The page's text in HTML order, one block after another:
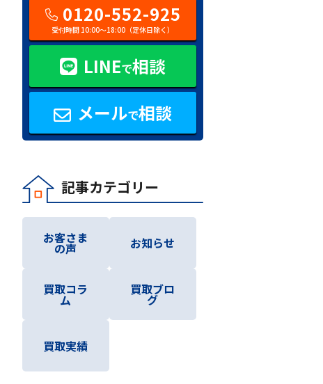
0120-552-925
受付時間 10:00〜18:00（定休日除く）
LINEで相談
メールで相談
記事カテゴリー
お客さま
の声 お知らせ
買取コラ
ム
買取ブロ
グ
買取実績